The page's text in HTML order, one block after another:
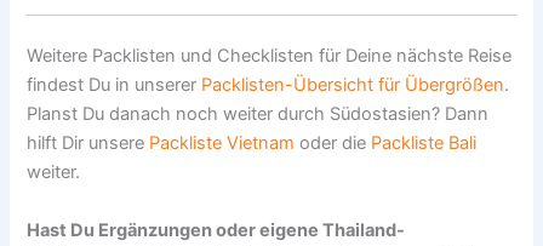
Weitere Packlisten und Checklisten für Deine nächste Reise
findest Du in unserer Packlisten-Übersicht für Übergrößen.
Planst Du danach noch weiter durch Südostasien? Dann
hilft Dir unsere Packliste Vietnam oder die Packliste Bali
weiter.
Hast Du Ergänzungen oder eigene Thailand-